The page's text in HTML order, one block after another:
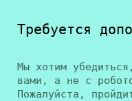
Требуется
Мы хотим
вами, а не с
Пожалуйста,